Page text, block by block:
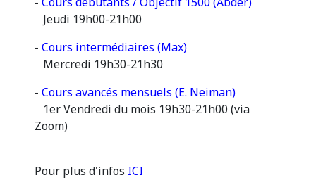
Jeudi 19h00-21h00
- Cours intermédiaires (Max)
Mercredi 19h30-21h30
- Cours avancés mensuels (E. Neiman)
1er Vendredi du mois 19h30-21h00 (via
Zoom)
Pour plus d'infos ICI